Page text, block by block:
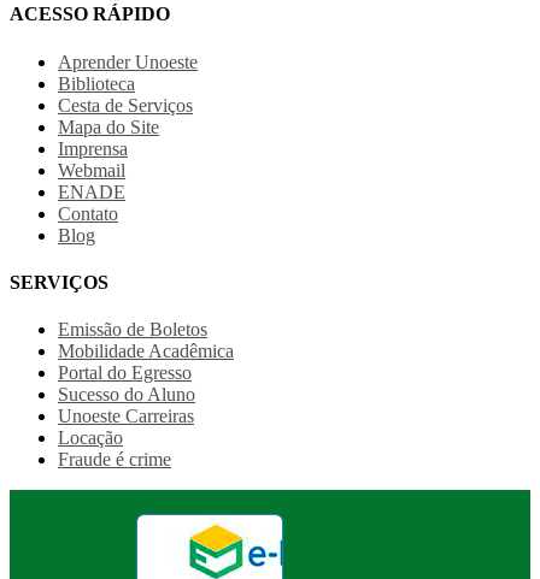
ACESSO RÁPIDO
Aprender Unoeste
Biblioteca
Cesta de Serviços
Mapa do Site
Imprensa
Webmail
ENADE
Contato
Blog
SERVIÇOS
Emissão de Boletos
Mobilidade Acadêmica
Portal do Egresso
Sucesso do Aluno
Unoeste Carreiras
Locação
Fraude é crime